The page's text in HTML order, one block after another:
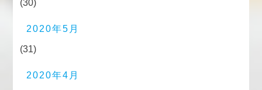
(30)
2020年5月
(31)
2020年4月